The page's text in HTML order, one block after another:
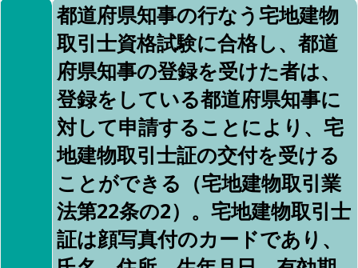
都道府県知事の行なう宅地建物
取引士資格試験に合格し、都道
府県知事の登録を受けた者は、
登録をしている都道府県知事に
対して申請することにより、宅
地建物取引士証の交付を受ける
ことができる（宅地建物取引業
法第22条の2）。宅地建物取引士
証は顔写真付のカードであり、